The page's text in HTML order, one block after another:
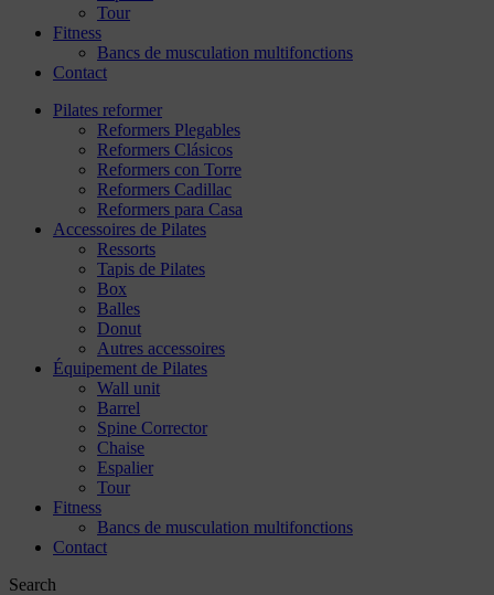
Tour
Fitness
Bancs de musculation multifonctions
Contact
Pilates reformer
Reformers Plegables
Reformers Clásicos
Reformers con Torre
Reformers Cadillac
Reformers para Casa
Accessoires de Pilates
Ressorts
Tapis de Pilates
Box
Balles
Donut
Autres accessoires
Équipement de Pilates
Wall unit
Barrel
Spine Corrector
Chaise
Espalier
Tour
Fitness
Bancs de musculation multifonctions
Contact
Search